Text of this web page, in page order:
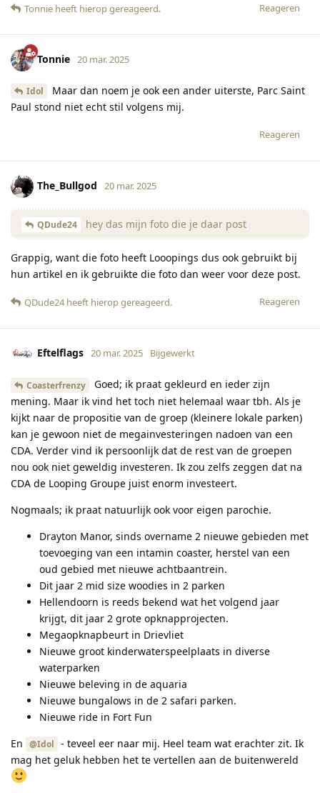
Reageren
Tonnie heeft hierop gereageerd.
Tonnie 20 mar. 2025
Idol
Maar dan noem je ook een ander uiterste, Parc Saint
Paul stond niet echt stil volgens mij.
Reageren
The_Bullgod 20 mar. 2025
QDude24 hey das mijn foto die je daar post
Grappig, want die foto heeft Looopings dus ook gebruikt bij
hun artikel en ik gebruikte die foto dan weer voor deze post.
Reageren
QDude24heeft hierop gereageerd.
Eftelflags 20 mar. 2025 Bijgewerkt
Coasterfrenzy
Goed; ik praat gekleurd en ieder zijn
mening. Maar ik vind het toch niet helemaal waar tbh. Als je
kijkt naar de propositie van de groep (kleinere lokale parken)
kan je gewoon niet de megainvesteringen nadoen van een
CDA. Verder vind ik persoonlijk dat de rest van de groepen
nou ook niet geweldig investeren. Ik zou zelfs zeggen dat na
CDA de Looping Groupe juist enorm investeert.
Nogmaals; ik praat natuurlijk ook voor eigen parochie.
Drayton Manor, sinds overname 2 nieuwe gebieden met
toevoeging van een intamin coaster, herstel van een
oud gebied met nieuwe achtbaantrein.
Dit jaar 2 mid size woodies in 2 parken
Hellendoorn is reeds bekend wat het volgend jaar
krijgt, dit jaar 2 grote opknapprojecten.
Megaopknapbeurt in Drievliet
Nieuwe groot kinderwaterspeelplaats in diverse
waterparken
Nieuwe beleving in de aquaria
Nieuwe bungalows in de 2 safari parken.
Nieuwe ride in Fort Fun
En @Idol - teveel eer naar mij. Heel team wat erachter zit. Ik
mag het geluk hebben het te vertellen aan de buitenwereld